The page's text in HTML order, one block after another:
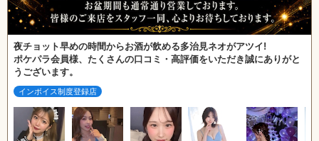
夜チョット早めの時間からお酒が飲める多治見ネオがアツイ!
ポケパラ会員様、たくさんの口コミ・高評価をいただき誠にありがと
うございます。
インボイス制度登録店